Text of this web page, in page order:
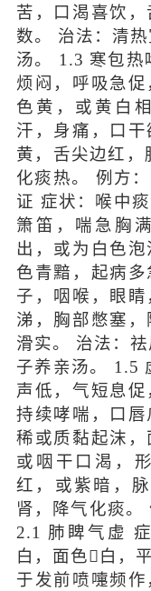
苦，口渴喜饮
数。 治法：清
汤。 1.3 寒包热
烦闷，呼吸急
色黄，或黄白
汗，身痛，口
黄，舌尖边红，
化痰热。 例方
证 症状：喉中
箫笛，喘急胸
出，或为白色
色青黯，起病
子，咽喉，眼
涕，胸部憋塞
滑实。 治法：
子养亲汤。 1.5
声低，气短息
持续哮喘，口
稀或质黏起沫
或咽干口渴，
红，或紫暗，
肾，降气化痰。
2.1 肺睥气虚
白，面色白，
于发前喷嚏频